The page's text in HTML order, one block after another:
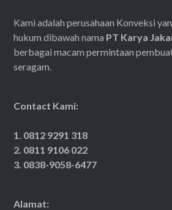
Kami adalah perusahaan Konveksi
hukum dibawah nama PT Karya
berbagai macam permintaan
seragam.
Contact Kami:
1. 0812 9291 318
2. 0811 9106 022
3. 0838-9058-6477
Alamat: